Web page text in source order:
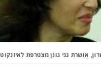
אושרת גני גונן מצטרפת לאיזנקוט